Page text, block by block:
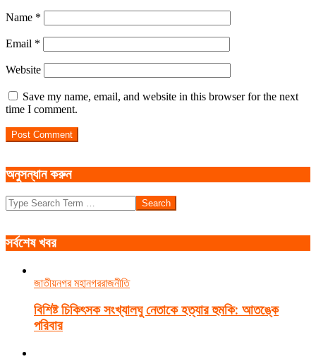
Name *
Email *
Website
Save my name, email, and website in this browser for the next
time I comment.
অনুসন্ধান করুন
Search
সর্বশেষ খবর
জাতীয়নগর মহানগররাজনীতি
বিশিষ্ট চিকিৎসক সংখ্যালঘু নেতাকে হত্যার হুমকি: আতঙ্কে
পরিবার